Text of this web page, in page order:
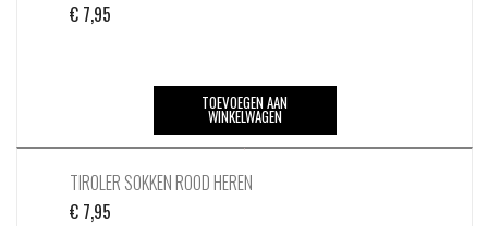
€ 7,95
TOEVOEGEN AAN
WINKELWAGEN
TIROLER SOKKEN ROOD HEREN
€ 7,95